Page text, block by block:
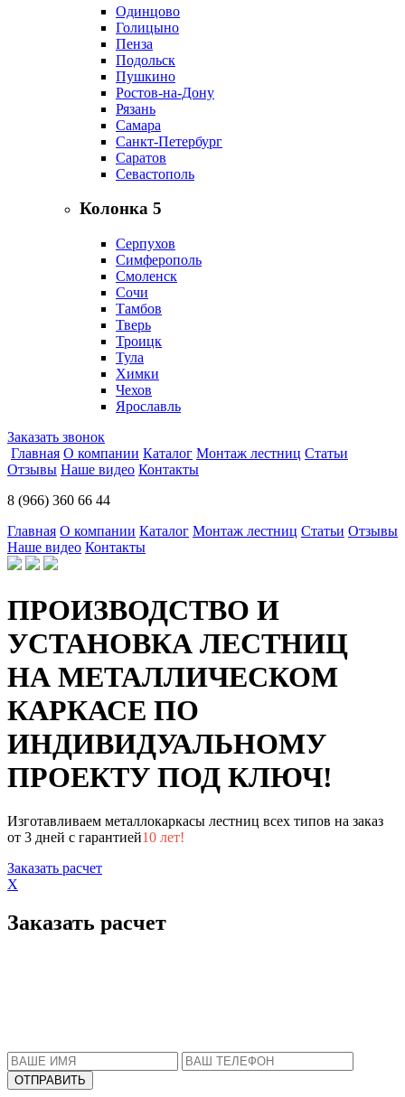
Одинцово
Голицыно
Пенза
Подольск
Пушкино
Ростов-на-Дону
Рязань
Самара
Санкт-Петербург
Саратов
Севастополь
Колонка 5
Серпухов
Симферополь
Смоленск
Сочи
Тамбов
Тверь
Троицк
Тула
Химки
Чехов
Ярославль
Заказать звонок
Главная О компании Каталог Монтаж лестниц Статьи
Отзывы Наше видео Контакты
8 (966) 360 66 44
Главная О компании Каталог Монтаж лестниц Статьи Отзывы
Наше видео Контакты
ПРОИЗВОДСТВО И
УСТАНОВКА ЛЕСТНИЦ
НА МЕТАЛЛИЧЕСКОМ
КАРКАСЕ ПО
ИНДИВИДУАЛЬНОМУ
ПРОЕКТУ ПОД КЛЮЧ!
Изготавливаем металлокаркасы лестниц всех типов на заказ
от 3 дней с гарантией10 лет!
Заказать расчет
X
Заказать расчет